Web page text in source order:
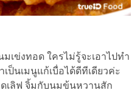
ข่งทอด ใครไม่รู้จะเอาไปทำ
ป็นเมนูแก้เบื่อได้ดีทีเดียวค่ะ
เลิฟ จิ้มกับนมข้นหวานสัก